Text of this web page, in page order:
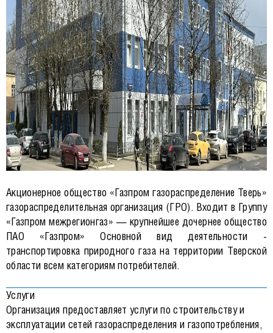
Акционерное общество «Газпром газораспределение Тверь»
газораспределительная организация (ГРО). Входит в Группу
«Газпром межрегионгаз» — крупнейшее дочернее общество
ПАО «Газпром» Основной вид деятельности -
транспортировка природного газа на территории Тверской
области всем категориям потребителей.
Услуги
Организация предоставляет услуги по строительству и
эксплуатации сетей газораспределения и газопотребления,